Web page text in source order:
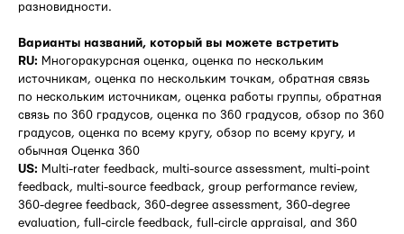
разновидности.
Варианты названий, который вы можете встретить
RU: Многоракурсная оценка, оценка по нескольким
источникам, оценка по нескольким точкам, обратная связь
по нескольким источникам, оценка работы группы, обратная
связь по 360 градусов, оценка по 360 градусов, обзор по 360
градусов, оценка по всему кругу, обзор по всему кругу, и
обычная Оценка 360
US: Multi-rater feedback, multi-source assessment, multi-point
feedback, multi-source feedback, group performance review,
360-degree feedback, 360-degree assessment, 360-degree
evaluation, full-circle feedback, full-circle appraisal, and 360